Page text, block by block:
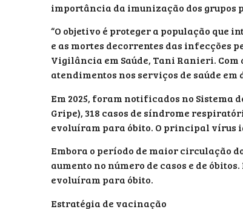
importância da imunização dos grupos
“O objetivo é proteger a população que
e as mortes decorrentes das infecções
Vigilância em Saúde, Tani Ranieri.
atendimentos nos serviços de saúde
Em 2025, foram notificados no
Gripe), 318 casos de síndrome
evoluíram para óbito. O principal vírus
Embora o período de maior circulação
aumento no número de casos e de
evoluíram para óbito.
Estratégia de vacinação